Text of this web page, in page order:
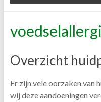
Overzicht
Er zijn vele oorzaken van
wij deze aandoeningen